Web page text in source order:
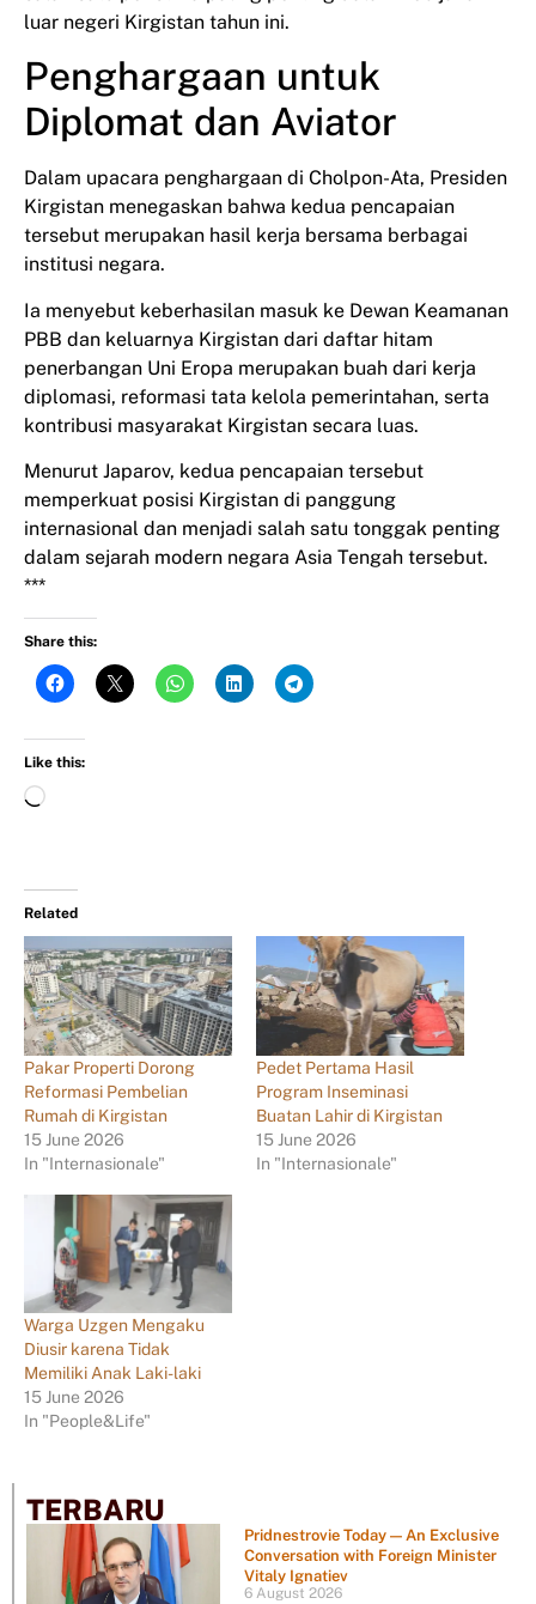
luar negeri Kirgistan tahun ini.
Penghargaan untuk
Diplomat dan Aviator
Dalam upacara penghargaan di Cholpon-Ata, Presiden
Kirgistan menegaskan bahwa kedua pencapaian
tersebut merupakan hasil kerja bersama berbagai
institusi negara.
Ia menyebut keberhasilan masuk ke Dewan Keamanan
PBB dan keluarnya Kirgistan dari daftar hitam
penerbangan Uni Eropa merupakan buah dari kerja
diplomasi, reformasi tata kelola pemerintahan, serta
kontribusi masyarakat Kirgistan secara luas.
Menurut Japarov, kedua pencapaian tersebut
memperkuat posisi Kirgistan di panggung
internasional dan menjadi salah satu tonggak penting
dalam sejarah modern negara Asia Tengah tersebut.
***
Share this:
Like this:
Related
Pakar Properti Dorong
Reformasi Pembelian
Rumah di Kirgistan
15 June 2026
In "Internasionale"
Pedet Pertama Hasil
Program Inseminasi
Buatan Lahir di Kirgistan
15 June 2026
In "Internasionale"
Warga Uzgen Mengaku
Diusir karena Tidak
Memiliki Anak Laki-laki
15 June 2026
In "People&Life"
TERBARU
Pridnestrovie Today — An Exclusive
Conversation with Foreign Minister
Vitaly Ignatiev
6 August 2026